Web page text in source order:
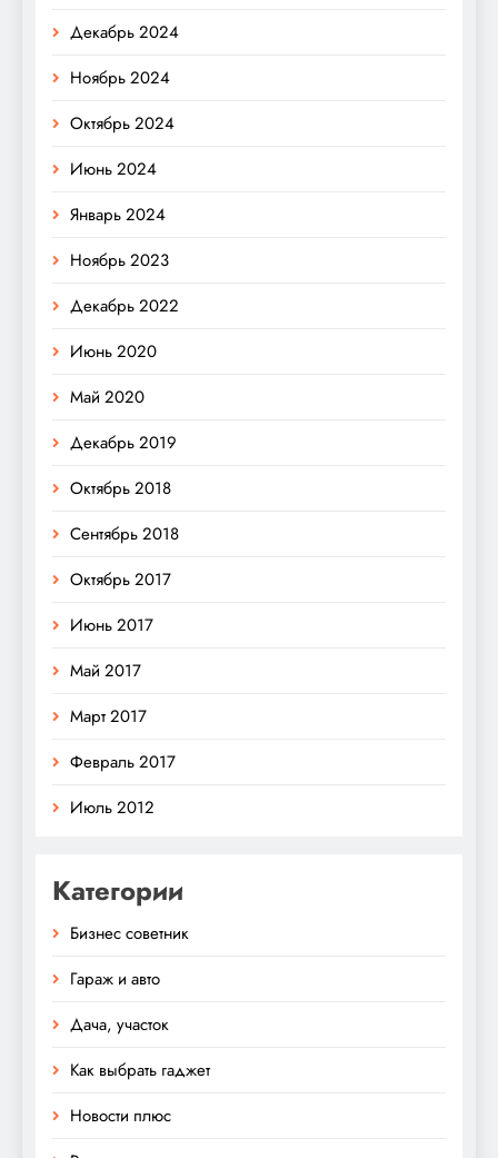
Декабрь 2024
Ноябрь 2024
Октябрь 2024
Июнь 2024
Январь 2024
Ноябрь 2023
Декабрь 2022
Июнь 2020
Май 2020
Декабрь 2019
Октябрь 2018
Сентябрь 2018
Октябрь 2017
Июнь 2017
Май 2017
Март 2017
Февраль 2017
Июль 2012
Категории
Бизнес советник
Гараж и авто
Дача, участок
Как выбрать гаджет
Новости плюс